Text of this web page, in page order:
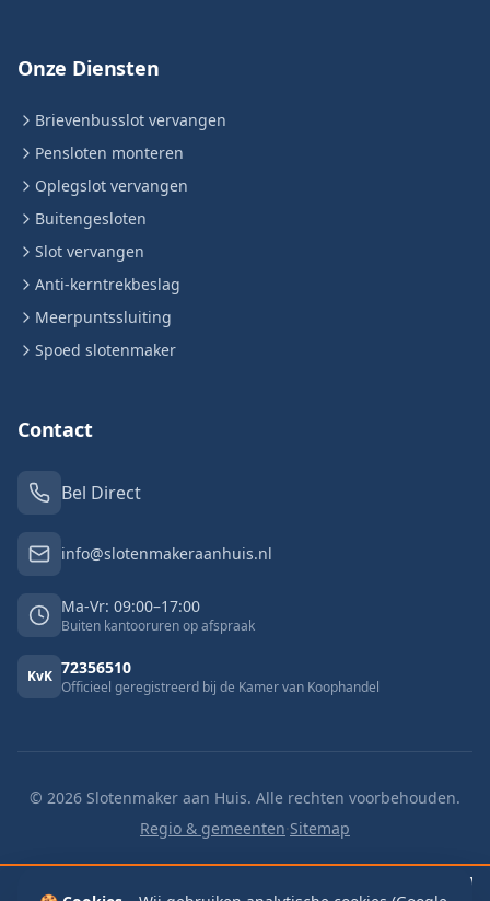
Onze Diensten
Brievenbusslot vervangen
Pensloten monteren
Oplegslot vervangen
Buitengesloten
Slot vervangen
Anti-kerntrekbeslag
Meerpuntssluiting
Spoed slotenmaker
Contact
Bel Direct
info@slotenmakeraanhuis.nl
Ma-Vr: 09:00–17:00
Buiten kantooruren op afspraak
KvK 72356510
Officieel geregistreerd bij de Kamer van Koophandel
© 2026 Slotenmaker aan Huis. Alle rechten voorbehouden.
Regio & gemeenten·Sitemap